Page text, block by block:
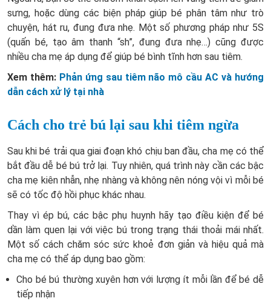
sưng, hoặc dùng các biện pháp giúp bé phân tâm như trò
chuyện, hát ru, đung đưa nhẹ. Một số phương pháp như 5S
(quấn bé, tạo âm thanh “sh”, đung đưa nhẹ…) cũng được
nhiều cha mẹ áp dụng để giúp bé bình tĩnh hơn sau tiêm.
Xem thêm: Phản ứng sau tiêm não mô cầu AC và hướng
dẫn cách xử lý tại nhà
Cách cho trẻ bú lại sau khi tiêm ngừa
Sau khi bé trải qua giai đoạn khó chịu ban đầu, cha mẹ có thể
bắt đầu dễ bé bú trở lại. Tuy nhiên, quá trình này cần các bậc
cha mẹ kiên nhẫn, nhẹ nhàng và không nên nóng vội vì mỗi bé
sẽ có tốc độ hồi phục khác nhau.
Thay vì ép bú, các bậc phụ huynh hãy tạo điều kiện để bé
dần làm quen lại với việc bú trong trạng thái thoải mái nhất.
Một số cách chăm sóc sức khoẻ đơn giản và hiệu quả mà
cha mẹ có thể áp dụng bao gồm:
Cho bé bú thường xuyên hơn với lượng ít mỗi lần để bé dễ
tiếp nhận